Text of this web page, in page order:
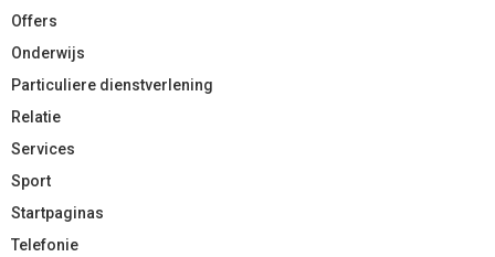
Offers
Onderwijs
Particuliere dienstverlening
Relatie
Services
Sport
Startpaginas
Telefonie